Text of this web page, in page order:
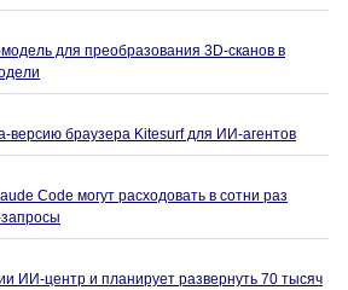
для преобразования 3D-сканов в
версию браузера Kitesurf для ИИ-агентов
Code могут расходовать в сотни раз
ИИ-центр и планирует развернуть 70 тысяч